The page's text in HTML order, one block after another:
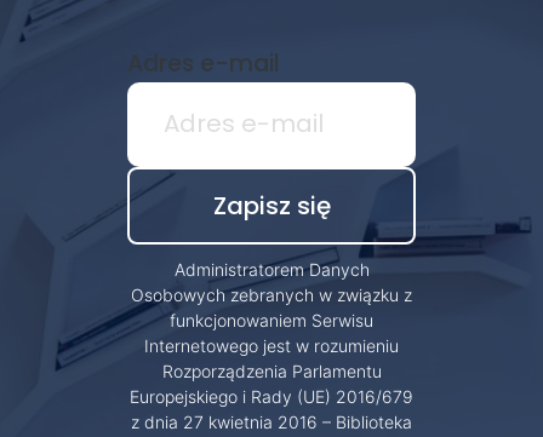
Adres e-mail
Administratorem Danych
Osobowych zebranych w związku z
funkcjonowaniem Serwisu
Internetowego jest w rozumieniu
Rozporządzenia Parlamentu
Europejskiego i Rady (UE) 2016/679
z dnia 27 kwietnia 2016 – Biblioteka